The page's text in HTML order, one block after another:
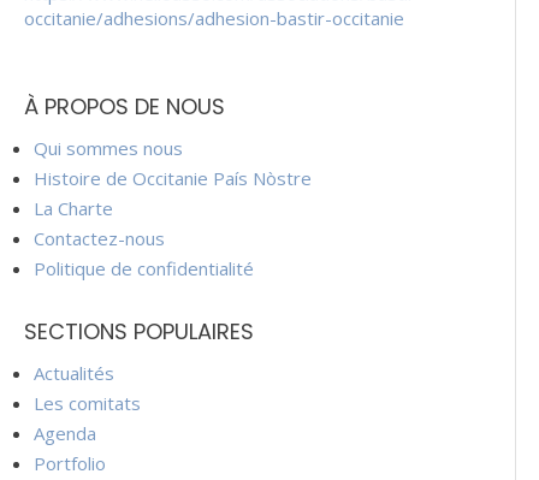
occitanie/adhesions/adhesion-bastir-occitanie
À PROPOS DE NOUS
Qui sommes nous
Histoire de Occitanie País Nòstre
La Charte
Contactez-nous
Politique de confidentialité
SECTIONS POPULAIRES
Actualités
Les comitats
Agenda
Portfolio